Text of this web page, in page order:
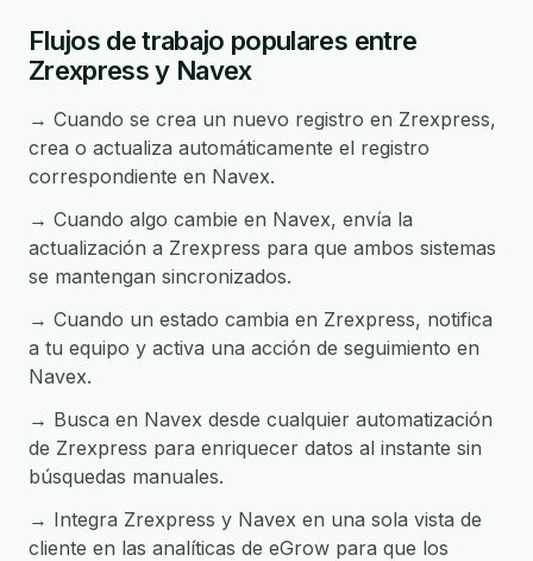
Flujos de trabajo populares entre
Zrexpress y Navex
→ Cuando se crea un nuevo registro en Zrexpress,
crea o actualiza automáticamente el registro
correspondiente en Navex.
→ Cuando algo cambie en Navex, envía la
actualización a Zrexpress para que ambos sistemas
se mantengan sincronizados.
→ Cuando un estado cambia en Zrexpress, notifica
a tu equipo y activa una acción de seguimiento en
Navex.
→ Busca en Navex desde cualquier automatización
de Zrexpress para enriquecer datos al instante sin
búsquedas manuales.
→ Integra Zrexpress y Navex en una sola vista de
cliente en las analíticas de eGrow para que los